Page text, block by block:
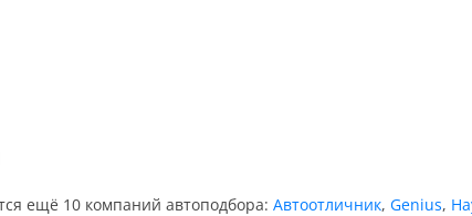
ещё 10 компаний автоподбора: Автоотличник, Genius,